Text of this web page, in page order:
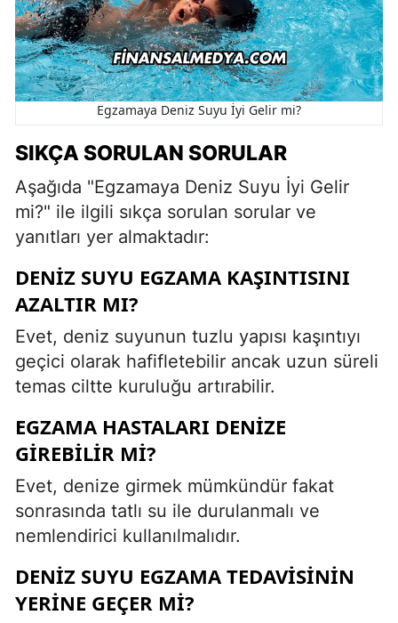
Egzamaya Deniz Suyu İyi Gelir mi?
SIKÇA SORULAN SORULAR
Aşağıda "Egzamaya Deniz Suyu İyi Gelir
mi?" ile ilgili sıkça sorulan sorular ve
yanıtları yer almaktadır:
DENIZ SUYU EGZAMA KAŞINTISINI
AZALTIR MI?
Evet, deniz suyunun tuzlu yapısı kaşıntıyı
geçici olarak hafifletebilir ancak uzun süreli
temas ciltte kuruluğu artırabilir.
EGZAMA HASTALARI DENIZE
GIREBILIR MI?
Evet, denize girmek mümkündür fakat
sonrasında tatlı su ile durulanmalı ve
nemlendirici kullanılmalıdır.
DENIZ SUYU EGZAMA TEDAVISININ
YERINE GEÇER MI?